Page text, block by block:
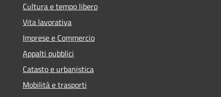
Cultura e tempo libero
Vita lavorativa
Imprese e Commercio
Appalti pubblici
Catasto e urbanistica
Mobilità e trasporti